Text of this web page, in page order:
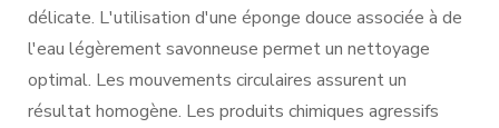
délicate. L'utilisation d'une éponge douce associée à de
l'eau légèrement savonneuse permet un nettoyage
optimal. Les mouvements circulaires assurent un
résultat homogène. Les produits chimiques agressifs